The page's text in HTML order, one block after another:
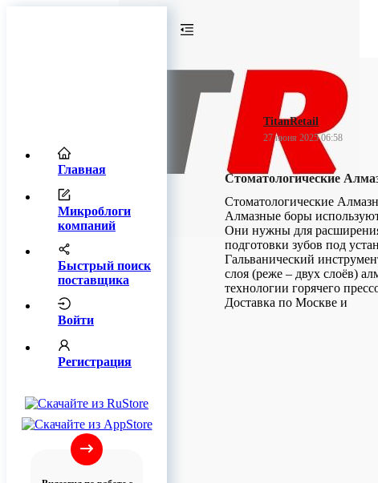
Главная
Микроблоги
компаний
Быстрый поиск
поставщика
Войти
Регистрация
TitanRetail
27 июня 2025 06:58
Стоматологические
Стоматологические
Алмазные боры
Они нужны для
подготовки зубов под
Гальванический
слоя (реже – двух слоёв)
технологии горячего
Доставка по Москве и